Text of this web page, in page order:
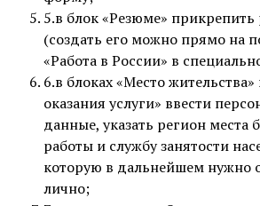
5.в блок «Резюме»
(создать его можно прямо на
«Работа в России» в
6.в блоках «Место
оказания услуги» ввести
данные, указать регион места
работы и службу занятости
которую в дальнейшем нужно
лично;